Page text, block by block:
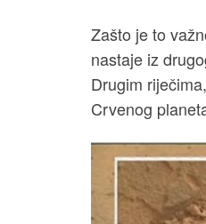
Zašto je to
nastaje iz
Drugim
Crvenog